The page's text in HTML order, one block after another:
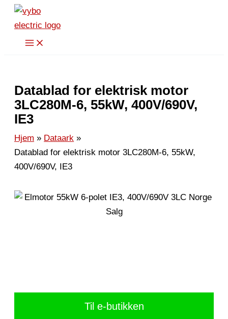
Hopp
rett
Datablad for elektrisk motor
3LC280M-6, 55kW, 400V/690V,
IE3
Hjem
Dataark
Datablad for elektrisk motor 3LC280M-6, 55kW,
400V/690V, IE3
Til e-butikken